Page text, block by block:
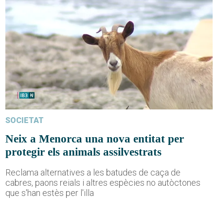
SOCIETAT
Neix a Menorca una nova entitat per
protegir els animals assilvestrats
Reclama alternatives a les batudes de caça de
cabres, paons reials i altres espècies no autòctones
que s'han estès per l'illa